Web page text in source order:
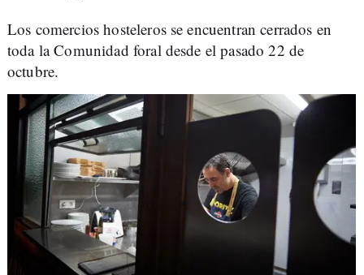
Los comercios hosteleros se encuentran cerrados en
toda la Comunidad foral desde el pasado 22 de
octubre.